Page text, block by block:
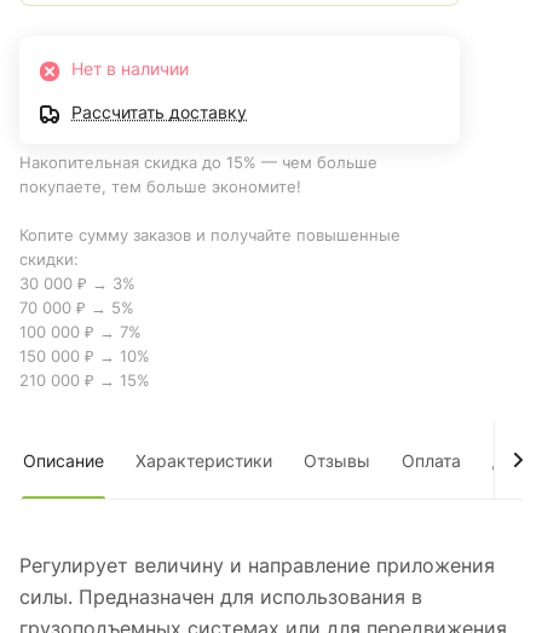
Нет в наличии
Рассчитать доставку
Накопительная скидка до 15% — чем больше
покупаете, тем больше экономите!
Копите сумму заказов и получайте повышенные
скидки:
30 000 ₽ → 3%
70 000 ₽ → 5%
100 000 ₽ → 7%
150 000 ₽ → 10%
210 000 ₽ → 15%
Описание Характеристики Отзывы Оплата
Регулирует величину и направление приложения
силы. Предназначен для использования в